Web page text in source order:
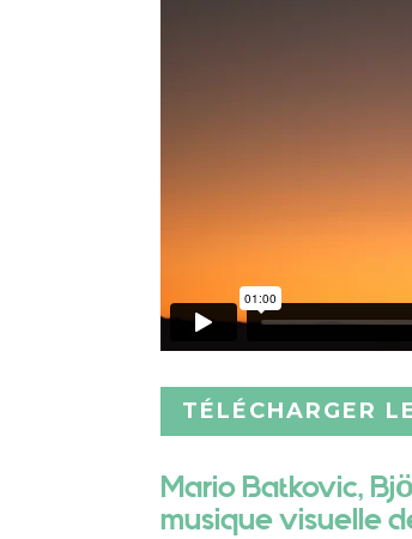
TÉLÉCHARGER
Mario Batkovic,
musique visuelle